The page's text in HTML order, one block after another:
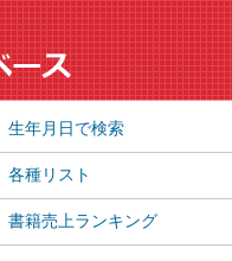
生年月日で検索
各種リスト
書籍売上ランキング